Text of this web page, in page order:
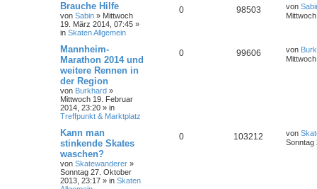
Brauche Hilfe
von Sabin » Mittwoch
19. März 2014, 07:45 »
in Skaten Allgemein
0 98503 von
Mannheim-
Marathon 2014 und
weitere Rennen in
der Region
von Burkhard »
Mittwoch 19. Februar
2014, 23:20 » in
Treffpunkt & Marktplatz
0 99606 von
Kann man
stinkende Skates
waschen?
von Skatewanderer »
Sonntag 27. Oktober
2013, 23:17 » in Skaten
0 103212 von
Sonntag